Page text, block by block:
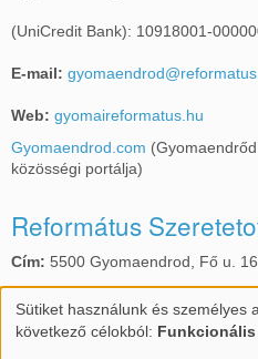
(UniCredit Bank): 10918001-
E-mail:
Web: gyomaireformatus.hu
Gyomaendrod.com
közösségi portálja)
Református
Cím: 5500 Gyomaendrod, Fő u.
Telefon: +36 (66) 386587 ,+36
Személyes
Sütiket használunk és személyes
következő célokból: